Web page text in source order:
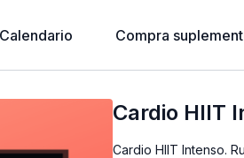
Calendario Compra
Cardio HIIT
Cardio HIIT Intenso.